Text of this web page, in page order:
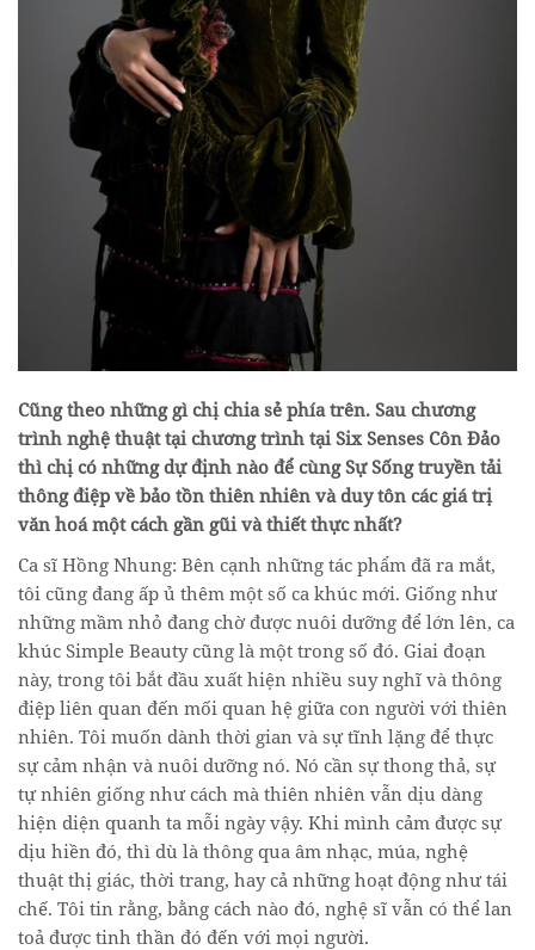
Cũng theo những gì chị chia sẻ phía trên. Sau chương
trình nghệ thuật tại chương trình tại Six Senses Côn Đảo
thì chị có những dự định nào để cùng Sự Sống truyền tải
thông điệp về bảo tồn thiên nhiên và duy tôn các giá trị
văn hoá một cách gần gũi và thiết thực nhất?
Ca sĩ Hồng Nhung: Bên cạnh những tác phẩm đã ra mắt,
tôi cũng đang ấp ủ thêm một số ca khúc mới. Giống như
những mầm nhỏ đang chờ được nuôi dưỡng để lớn lên, ca
khúc Simple Beauty cũng là một trong số đó. Giai đoạn
này, trong tôi bắt đầu xuất hiện nhiều suy nghĩ và thông
điệp liên quan đến mối quan hệ giữa con người với thiên
nhiên. Tôi muốn dành thời gian và sự tĩnh lặng để thực
sự cảm nhận và nuôi dưỡng nó. Nó cần sự thong thả, sự
tự nhiên giống như cách mà thiên nhiên vẫn dịu dàng
hiện diện quanh ta mỗi ngày vậy. Khi mình cảm được sự
dịu hiền đó, thì dù là thông qua âm nhạc, múa, nghệ
thuật thị giác, thời trang, hay cả những hoạt động như tái
chế. Tôi tin rằng, bằng cách nào đó, nghệ sĩ vẫn có thể lan
toả được tinh thần đó đến với mọi người.